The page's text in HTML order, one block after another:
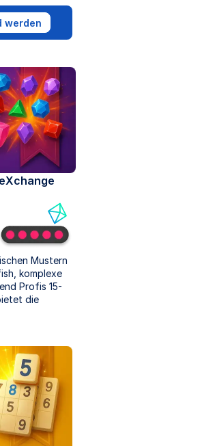
werden
eXchange
Mustern
komplexe
Profis 15-
die